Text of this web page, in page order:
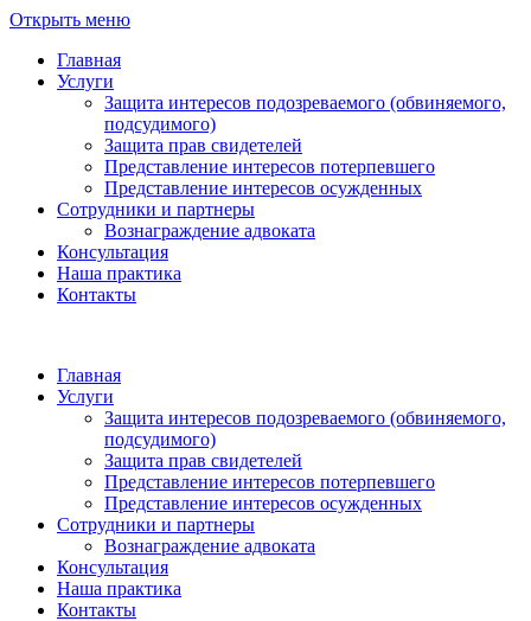
Открыть меню
Главная
Услуги
Защита интересов подозреваемого (обвиняемого,
подсудимого)
Защита прав свидетелей
Представление интересов потерпевшего
Представление интересов осужденных
Сотрудники и партнеры
Вознаграждение адвоката
Консультация
Наша практика
Контакты
Главная
Услуги
Защита интересов подозреваемого (обвиняемого,
подсудимого)
Защита прав свидетелей
Представление интересов потерпевшего
Представление интересов осужденных
Сотрудники и партнеры
Вознаграждение адвоката
Консультация
Наша практика
Контакты